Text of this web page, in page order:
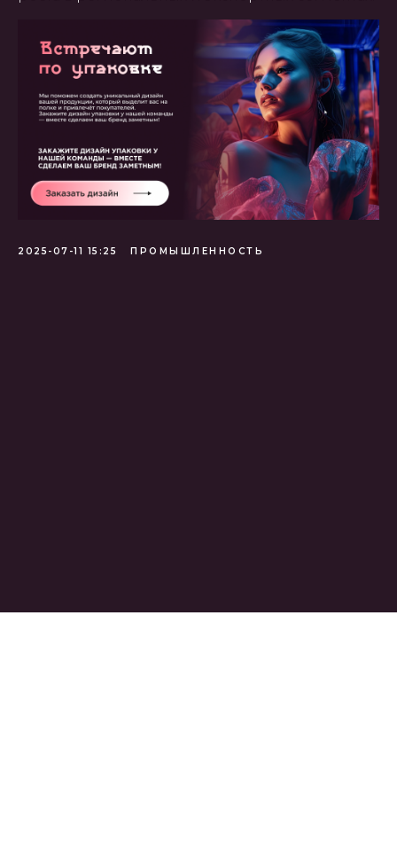
2025-07-11 15:25 ПРОМЫШЛЕННОСТЬ